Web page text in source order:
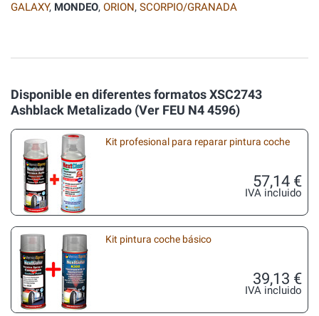
GALAXY, MONDEO, ORION, SCORPIO/GRANADA
Disponible en diferentes formatos XSC2743
Ashblack Metalizado (Ver FEU N4 4596)
Kit profesional para reparar pintura coche
57,14 €
IVA incluido
Kit pintura coche básico
39,13 €
IVA incluido